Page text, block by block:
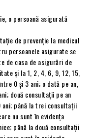
o persoană asigurată
de prevenție la medicul
persoanele asigurate se
de casa de asigurări de
și la 1, 2, 4, 6, 9, 12, 15,
0 și 3 ani; o dată pe an,
două consultații pe an
până la trei consultații
nu sunt în evidența
până la două consultații